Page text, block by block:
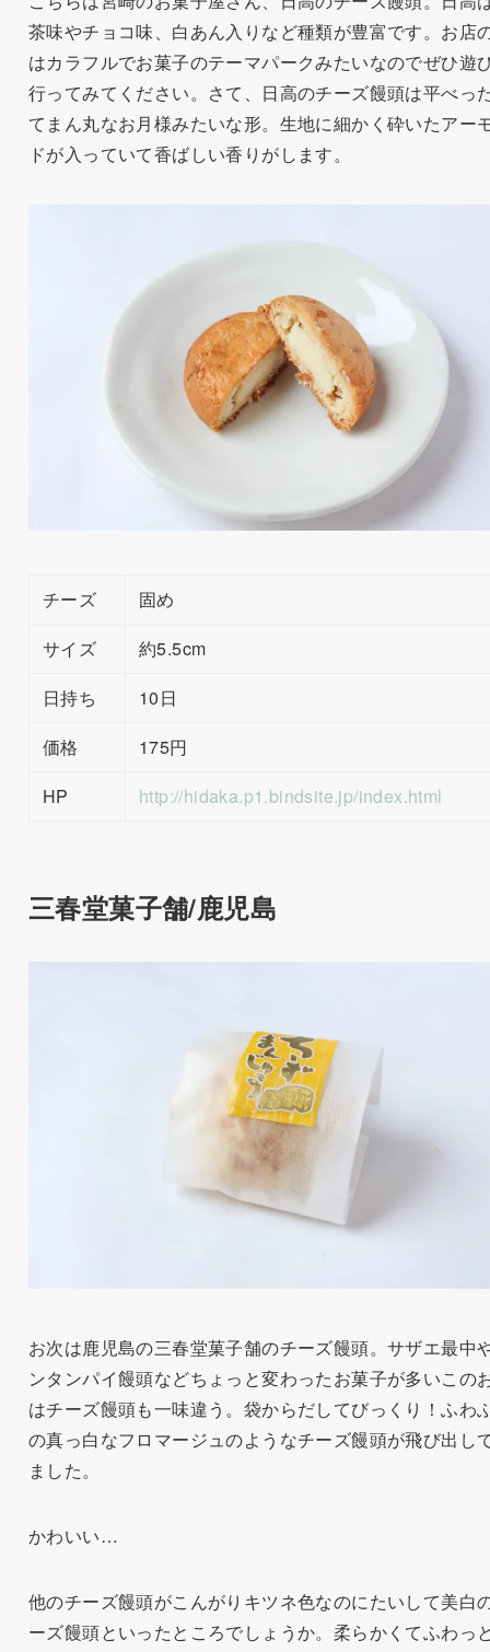
茶味やチョコ味、白あん入りなど種類が豊富です。お店
はカラフルでお菓子のテーマパークみたいなのでぜひ遊
行ってみてください。さて、日高のチーズ饅頭は平べっ
てまん丸なお月様みたいな形。生地に細かく砕いたアー
ドが入っていて香ばしい香りがします。
チーズ
固め
サイズ
約5.5cm
日持ち
10日
価格
175円
HP
http://hidaka.p1.bindsite.jp/index.html
三春堂菓子舗/鹿児島
お次は鹿児島の三春堂菓子舗のチーズ饅頭。サザエ最中
ンタンパイ饅頭などちょっと変わったお菓子が多いこの
はチーズ饅頭も一味違う。袋からだしてびっくり！ふわ
の真っ白なフロマージュのようなチーズ饅頭が飛び出し
ました。
かわいい…
他のチーズ饅頭がこんがりキツネ色なのにたいして美白
ーズ饅頭といったところでしょうか。柔らかくてふわっ